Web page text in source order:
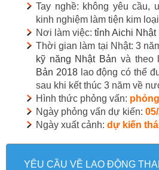
Tay nghề: không yêu cầu,
kinh nghiệm làm tiện kim loại
Nơi làm việc: tỉnh Aichi Nhật
Thời gian làm tại Nhật: 3
kỹ năng Nhật Bản và theo
Bản 2018lao động có thể
sau khi kết thúc 3 năm về
Hình thức phỏng vấn:
Ngày phỏng vấn dự kiến:
Ngày xuất cảnh: dự kiến
YÊU CẦU VỀ LAO ĐỘNG